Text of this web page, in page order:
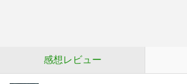
感想レビュー